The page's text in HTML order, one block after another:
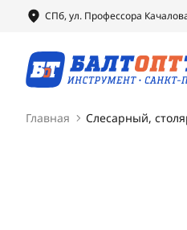
СПб, ул. Профессора
Главная Слесарный,